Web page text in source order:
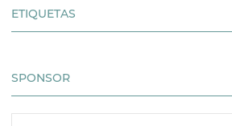
ETIQUETAS
SPONSOR